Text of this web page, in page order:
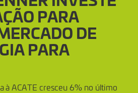
PARA
DE
PARA
à ACATE cresceu 6% no último